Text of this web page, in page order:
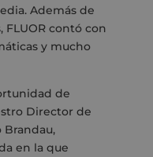
Además de
FLUOR contó con
y mucho
de
Director de
Brandau,
en la que